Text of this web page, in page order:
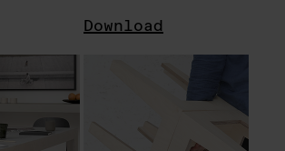
Download